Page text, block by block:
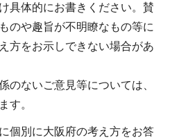
具体的にお書きください。賛
のや趣旨が不明瞭なもの等に
方をお示しできない場合があ
のないご意見等については、
す。
個別に大阪府の考え方をお答